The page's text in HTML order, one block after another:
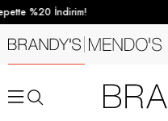
%20 İndirim!